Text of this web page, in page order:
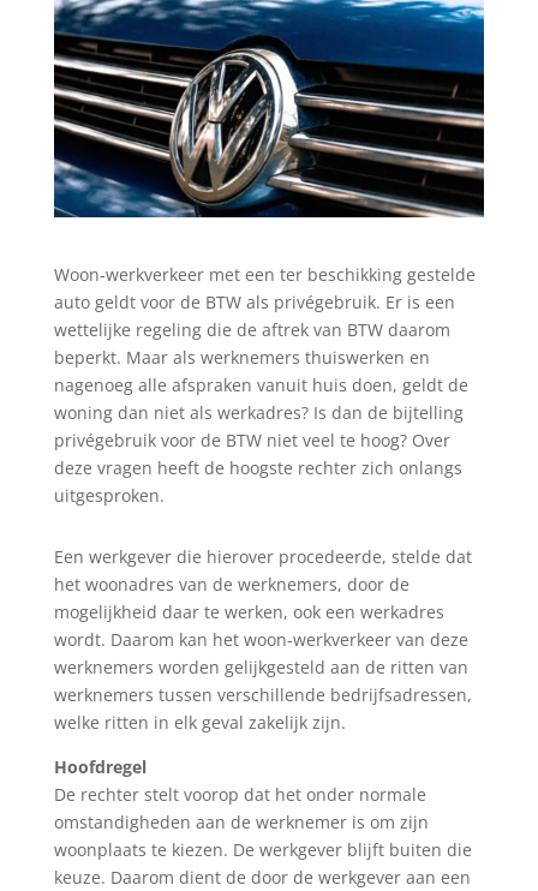
Woon-werkverkeer met een ter beschikking gestelde
auto geldt voor de BTW als privégebruik. Er is een
wettelijke regeling die de aftrek van BTW daarom
beperkt. Maar als werknemers thuiswerken en
nagenoeg alle afspraken vanuit huis doen, geldt de
woning dan niet als werkadres? Is dan de bijtelling
privégebruik voor de BTW niet veel te hoog? Over
deze vragen heeft de hoogste rechter zich onlangs
uitgesproken.
Een werkgever die hierover procedeerde, stelde dat
het woonadres van de werknemers, door de
mogelijkheid daar te werken, ook een werkadres
wordt. Daarom kan het woon-werkverkeer van deze
werknemers worden gelijkgesteld aan de ritten van
werknemers tussen verschillende bedrijfsadressen,
welke ritten in elk geval zakelijk zijn.
Hoofdregel
De rechter stelt voorop dat het onder normale
omstandigheden aan de werknemer is om zijn
woonplaats te kiezen. De werkgever blijft buiten die
keuze. Daarom dient de door de werkgever aan een